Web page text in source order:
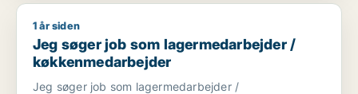
Jeg søger job som lagermedarbejder / køkkenmedarbejder
1 år siden
Jeg søger job som lagermedarbejder /
køkkenmedarbejder
Jeg søger job som lagermedarbejder /